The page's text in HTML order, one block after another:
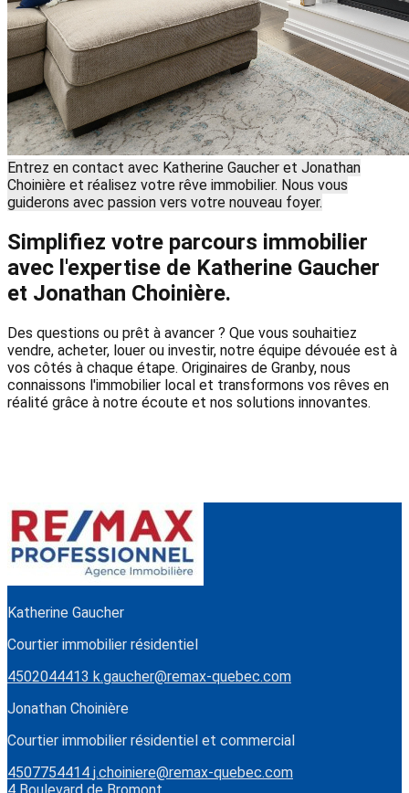
Entrez en contact avec Katherine Gaucher et Jonathan
Choinière et réalisez votre rêve immobilier. Nous vous
guiderons avec passion vers votre nouveau foyer.
Simplifiez votre parcours immobilier
avec l'expertise de Katherine Gaucher
et Jonathan Choinière.
Des questions ou prêt à avancer ? Que vous souhaitiez
vendre, acheter, louer ou investir, notre équipe dévouée est à
vos côtés à chaque étape. Originaires de Granby, nous
connaissons l'immobilier local et transformons vos rêves en
réalité grâce à notre écoute et nos solutions innovantes.
Katherine Gaucher
Courtier immobilier résidentiel
4502044413 k.gaucher@remax-quebec.com
Jonathan Choinière
Courtier immobilier résidentiel et commercial
4507754414 j.choiniere@remax-quebec.com